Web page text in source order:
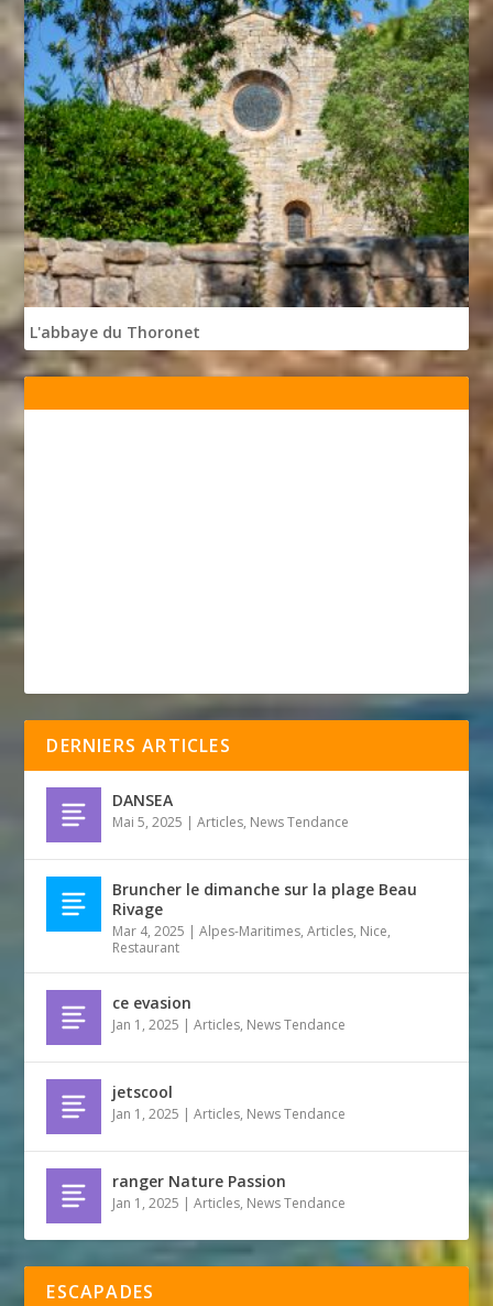
L'abbaye du Thoronet
DERNIERS ARTICLES
DANSEA
Mai 5, 2025 |Articles, News Tendance
Bruncher le dimanche sur la plage Beau
Rivage
Mar 4, 2025 |Alpes-Maritimes,Articles, Nice,
Restaurant
ce evasion
Jan 1, 2025 |Articles, News Tendance
jetscool
Jan 1, 2025 |Articles, News Tendance
ranger Nature Passion
Jan 1, 2025 |Articles, News Tendance
ESCAPADES